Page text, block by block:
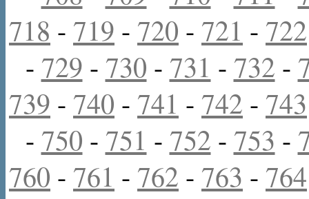
718 - 719 - 720 - 721 - 722
- 729 - 730 - 731 - 732 -
739 - 740 - 741 - 742 - 743
- 750 - 751 - 752 - 753 -
760 - 761 - 762 - 763 - 764